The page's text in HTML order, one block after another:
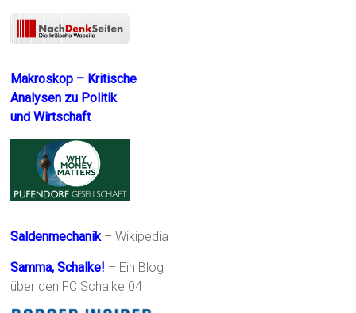
Makroskop – Kritische
Analysen zu Politik
und Wirtschaft
Saldenmechanik– Wikipedia
Samma, Schalke! – Ein Blog
über den FC Schalke 04